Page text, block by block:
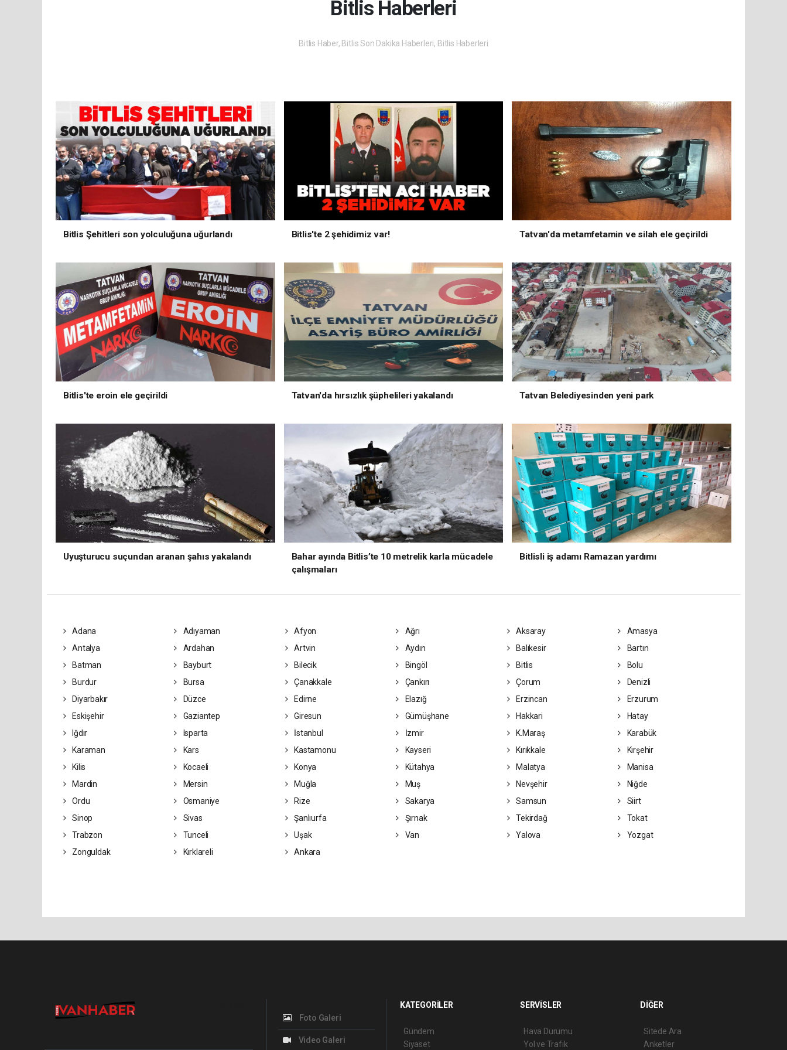
Bitlis Haberleri
Bitlis Haber, Bitlis Son Dakika Haberleri, Bitlis Haberleri
Bitlis Şehitleri son yolculuğuna uğurlandı Bitlis'te 2 şehidimiz var! Tatvan'da metamfetamin ve silah ele geçirildi
Bitlis'te eroin ele geçirildi Tatvan'da hırsızlık şüphelileri yakalandı Tatvan Belediyesinden yeni park
Uyuşturucu suçundan aranan şahıs yakalandı
Bahar ayında Bitlis’te 10 metrelik karla mücadele
çalışmaları
Bitlisli iş adamı Ramazan yardımı
Adana Adıyaman Afyon Ağrı Aksaray
Amasya
Antalya
Ardahan Artvin Aydın Balıkesir
Bartın
Batman
Bayburt Bilecik Bingöl Bitlis
Bolu
Burdur
Bursa Çanakkale Çankırı Çorum
Denizli
Diyarbakır
Düzce Edirne Elazığ Erzincan
Erzurum
Eskişehir
Gaziantep Giresun Gümüşhane Hakkari
Hatay
Iğdır
Isparta İstanbul İzmir K.Maraş
Karabük
Karaman
Kars Kastamonu Kayseri Kırıkkale
Kırşehir
Kilis
Kocaeli Konya Kütahya Malatya
Manisa
Mardin
Mersin Muğla Muş Nevşehir
Niğde
Ordu
Osmaniye Rize Sakarya Samsun
Siirt
Sinop
Sivas Şanlıurfa Şırnak Tekirdağ
Tokat
Trabzon
Tunceli Uşak Van Yalova
Yozgat
Zonguldak
Kırklareli Ankara
Foto Galeri
Video Galeri
KATEGORİLER
Gündem
Siyaset
SERVİSLER
Hava Durumu
Yol ve Trafik
DİĞER
Sitede Ara
Anketler